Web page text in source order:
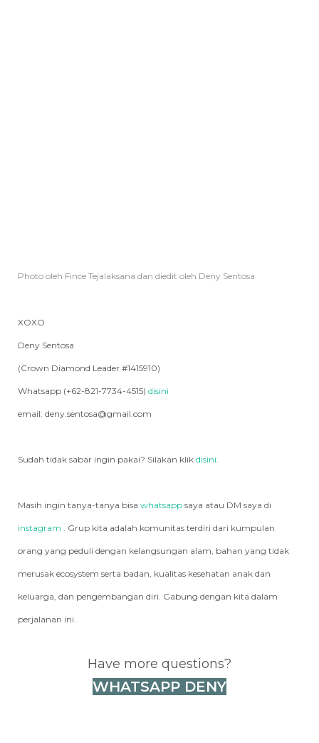
Photo oleh Fince Tejalaksana dan diedit oleh Deny Sentosa
XOXO
Deny Sentosa
(Crown Diamond Leader #1415910)
Whatsapp (+62-821-7734-4515) disini
email: deny.sentosa@gmail.com
Sudah tidak sabar ingin pakai? Silakan klik disini.
Masih ingin tanya-tanya bisa whatsapp saya atau DM saya di
instagram . Grup kita adalah komunitas terdiri dari kumpulan
orang yang peduli dengan kelangsungan alam, bahan yang tidak
merusak ecosystem serta badan, kualitas kesehatan anak dan
keluarga, dan pengembangan diri. Gabung dengan kita dalam
perjalanan ini.
Have more questions?
WHATSAPP DENY